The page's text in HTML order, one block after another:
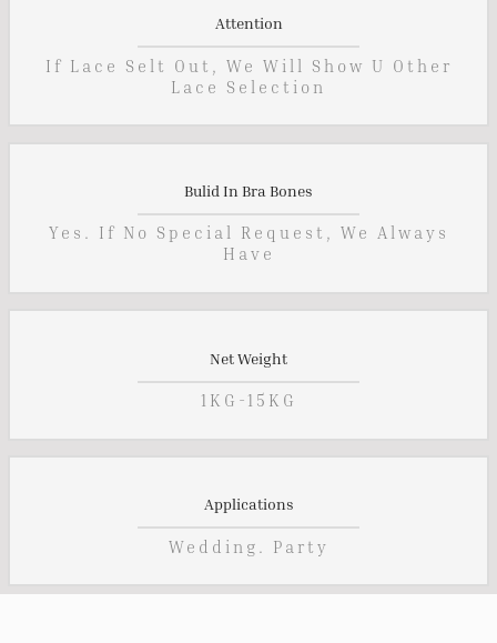
Attention
If Lace Selt Out, We Will Show U Other
Lace Selection
Bulid In Bra Bones
Yes. If No Special Request, We Always
Have
Net Weight
1KG-15KG
Applications
Wedding. Party